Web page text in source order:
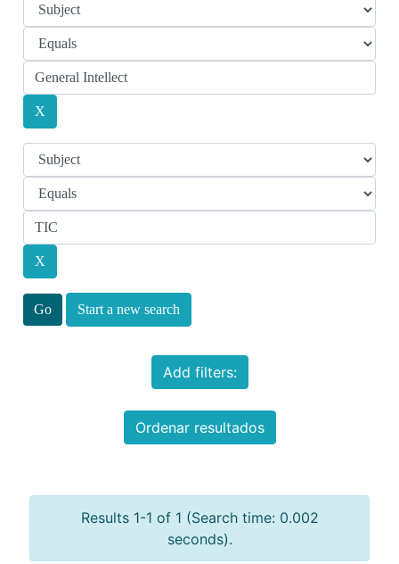
Start a new search
Add filters:
Ordenar resultados
Results 1-1 of 1 (Search time: 0.002
seconds).